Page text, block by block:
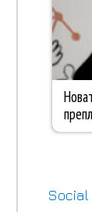
Social